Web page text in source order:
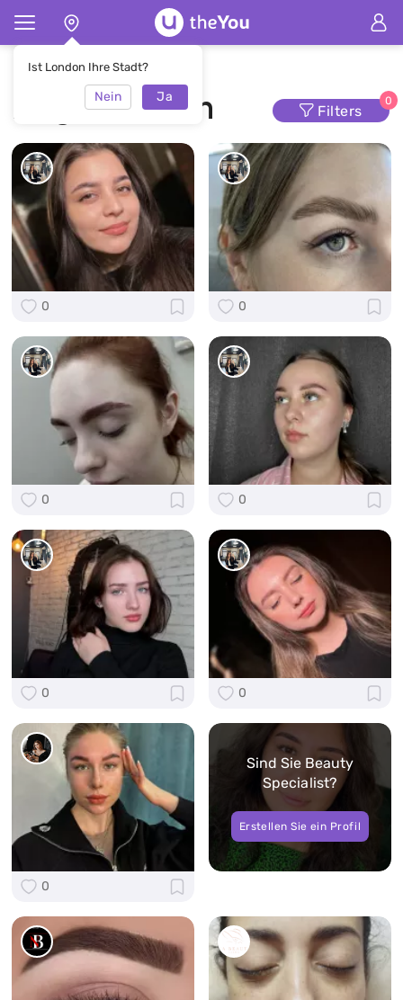
Ist London Ihre Stadt?
Nein Ja
Hauptseite Augenbrauen
Augenbrauen Filters
0
0 0
0 0
0 0
0
Sind Sie Beauty
Specialist?
Erstellen Sie ein Profil